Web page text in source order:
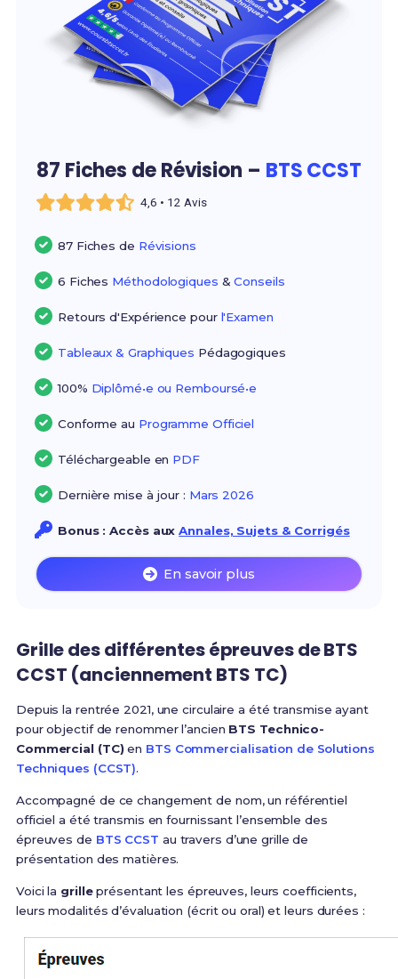
87 Fiches de Révision – BTS CCST
4,6 • 12 Avis
87 Fiches de Révisions
6 Fiches Méthodologiques &Conseils
Retours d'Expérience pour l'Examen
Tableaux & Graphiques Pédagogiques
100% Diplômé•e ou Remboursé•e
Conforme au Programme Officiel
Téléchargeable en PDF
Dernière mise à jour : Mars 2026
Bonus : Accès auxAnnales, Sujets & Corrigés
En savoir plus
Grille des différentes épreuves de BTS
CCST (anciennement BTS TC)
Depuis la rentrée 2021, une circulaire a été transmise ayant
pour objectif de renommer l’ancien BTS Technico-
Commercial (TC) en BTS Commercialisation de Solutions
Techniques (CCST).
Accompagné de ce changement de nom, un référentiel
officiel a été transmis en fournissant l’ensemble des
épreuves de BTS CCST au travers d’une grille de
présentation des matières.
Voici la grilleprésentant les épreuves, leurs coefficients,
leurs modalités d’évaluation (écrit ou oral) et leurs durées :